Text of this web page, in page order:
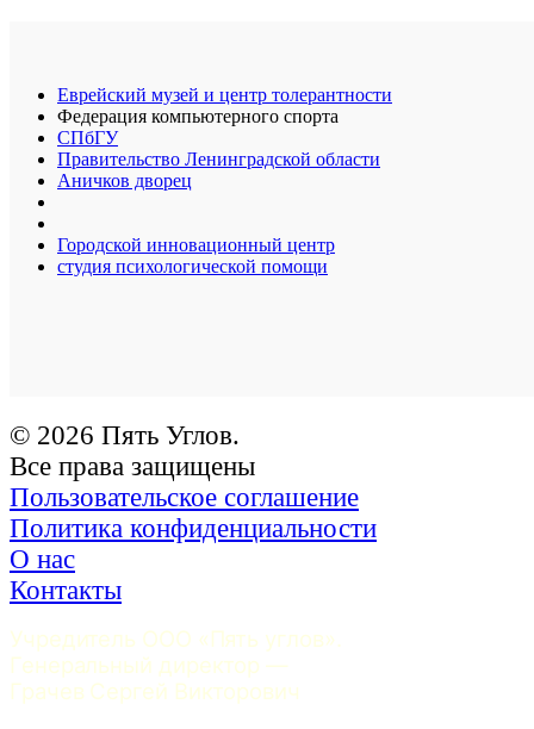
Еврейский музей и центр толерантности
Федерация компьютерного спорта
СПбГУ
Правительство Ленинградской области
Аничков дворец
Городской инновационный центр
студия психологической помощи
© 2026 Пять Углов.
Все права защищены
Пользовательское соглашение
Политика конфиденциальности
О нас
Контакты
Учредитель ООО «Пять углов».
Генеральный директор —
Грачев Сергей Викторович